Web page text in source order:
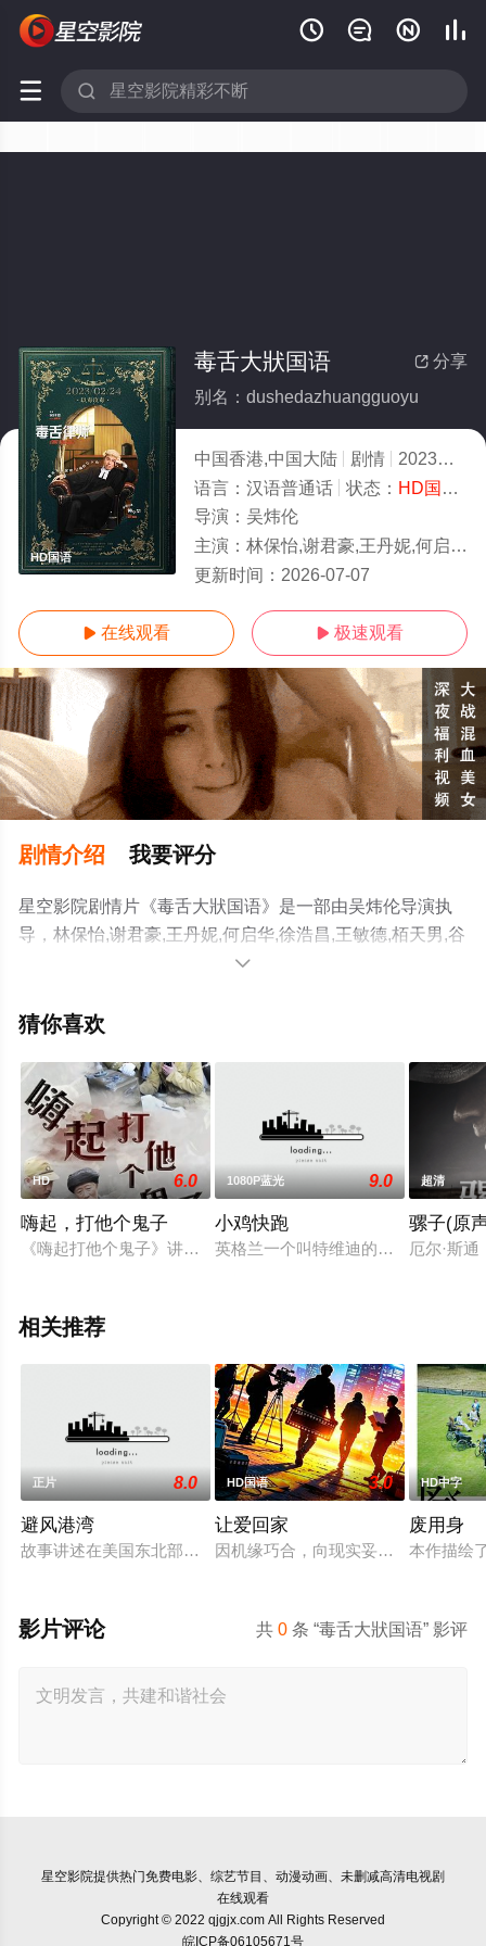
   
 
HD国语
 分享
毒舌大狀国语
别名：dushedazhuangguoyu
中国香港,中国大陆 剧情 2023
3.0
语言： 汉语普通话 状态： HD国语/高清
导演： 吴炜伦
主演： 林保怡,谢君豪,王丹妮,何启华,徐浩昌,王敏德,栢天男,谷德昭,廖子妤,周志辉,黄子华,陈郁宪,甄懋强,洪林小
更新时间： 2026-07-07
 在线观看  极速观看
剧情介绍 我要评分
星空影院剧情片《毒舌大狀国语》是一部由吴炜伦导演执
导，林保怡,谢君豪,王丹妮,何启华,徐浩昌,王敏德,栢天男,谷
德昭,廖子妤,周志辉,黄子华,陈郁宪,甄懋强,洪林小湛,罗孝
的中国香港,中国大陆电影，手机免费观看高清无删减完整
电影、电视猫或剧情网等平台了解。

猜你喜欢
HD 6.0
嗨起，打他个鬼子
《嗨起打他个鬼子》讲述的是1938年，国民党南京政府西迁重
1080P蓝光 9.0
小鸡快跑
英格兰一个叫特维迪的养鸡场里，一
超清
骡子(原
厄尔·斯
相关推荐
正片 8.0
避风港湾
故事讲述在美国东北部一个小镇的农场，一个怀抱音乐理想的
HD国语 3.0
让爱回家
因机缘巧合，向现实妥协的导演朱达
HD中字
废用身
本作描绘
共0 条 “毒舌大狀国语” 影评
影片评论
星空影院提供热门免费电影、综艺节目、动漫动画、未删减高清电视剧
在线观看
Copyright © 2022 qjgjx.com All Rights Reserved
皖ICP备06105671号